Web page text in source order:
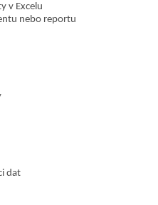
v Excelu
nebo reportu
dat